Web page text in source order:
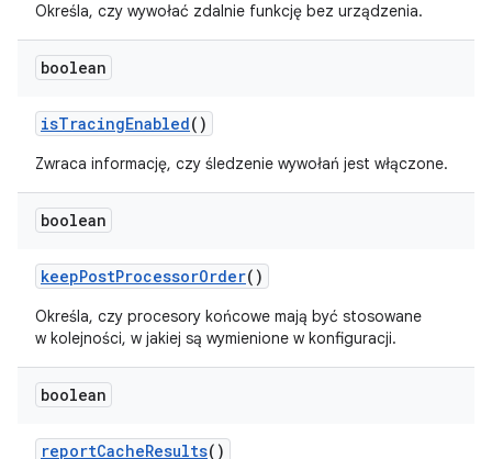
Określa, czy wywołać zdalnie funkcję bez urządzenia.
boolean
isTracingEnabled()
Zwraca informację, czy śledzenie wywołań jest włączone.
boolean
keepPostProcessorOrder()
Określa, czy procesory końcowe mają być stosowane
w kolejności, w jakiej są wymienione w konfiguracji.
boolean
reportCacheResults()